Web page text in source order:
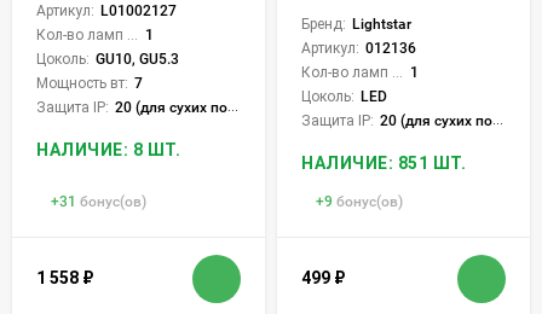
Артикул: L01002127
1
Цоколь: GU10, GU5.3
Мощность вт: 7
Защита IP: 20 (для сухих пом.)
НАЛИЧИЕ: 8 ШТ.
+31 бонус(ов)
1 558 ₽
Бренд: Lightstar
Артикул: 012136
1
Цоколь: LED
Защита IP: 20 (для сухих пом.)
НАЛИЧИЕ: 851 ШТ.
+9 бонус(ов)
499 ₽